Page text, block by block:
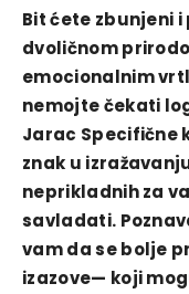
Bit ćete zbunjeni
dvoličnom
emocionalnim
nemojte čekati
Jarac Specifične
znak u
neprikladnih za
savladati.
vam da se bolje
izazove— koji